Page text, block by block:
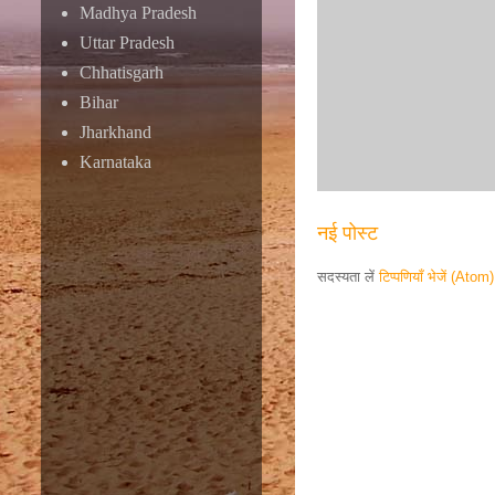
नई पोस्ट
सदस्यता लेंटिप्पणियाँ भेजें (Atom)
Madhya Pradesh
Uttar Pradesh
Chhatisgarh
Bihar
Jharkhand
Karnataka